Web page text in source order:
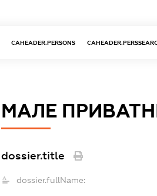
CAHEADER.PERSONS
МАЛЕ
dossier.title
dossier.fullName: